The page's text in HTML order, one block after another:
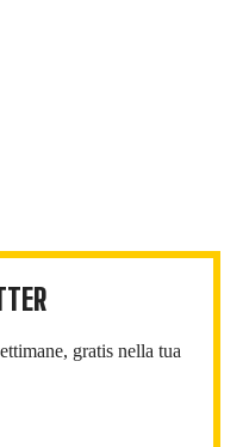
gratis nella tua